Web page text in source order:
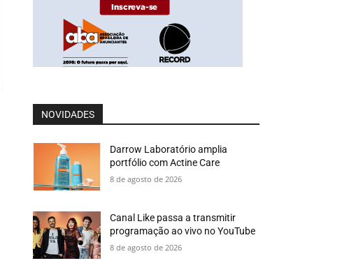
NOVIDADES
Darrow Laboratório amplia
portfólio com Actine Care
8 de agosto de 2026
Canal Like passa a transmitir
programação ao vivo no YouTube
8 de agosto de 2026